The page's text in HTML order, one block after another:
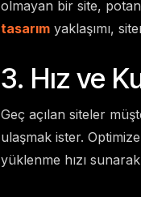
olmayan bir site,
tasarımyaklaşımı,
3. Hız ve
Geç açılan siteler
ulaşmak ister.
yüklenme hızı